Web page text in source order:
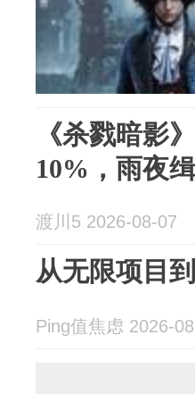
《杀戮暗影
10%，雨夜
渡川5 2026-08-07
从无限项目
Ping值焦虑 2026-